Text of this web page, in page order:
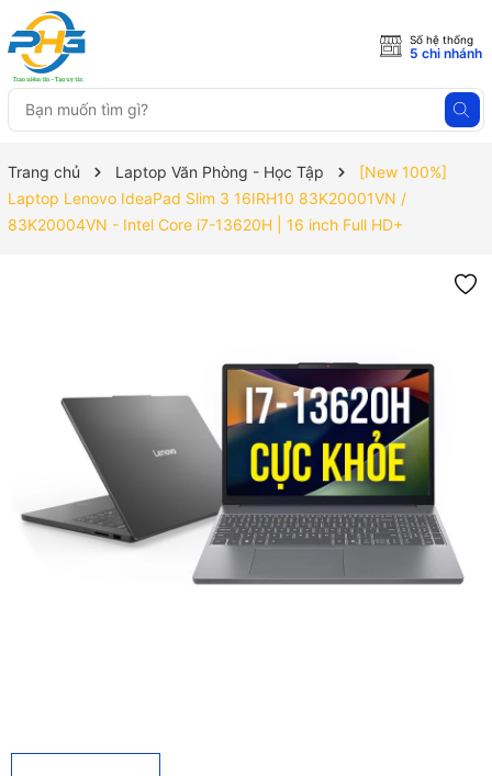
Số hệ thống
5 chi nhánh
Trang chủ Laptop Văn Phòng - Học Tập
[New 100%]
Laptop Lenovo IdeaPad Slim 3 16IRH10 83K20001VN /
83K20004VN - Intel Core i7-13620H | 16 inch Full HD+